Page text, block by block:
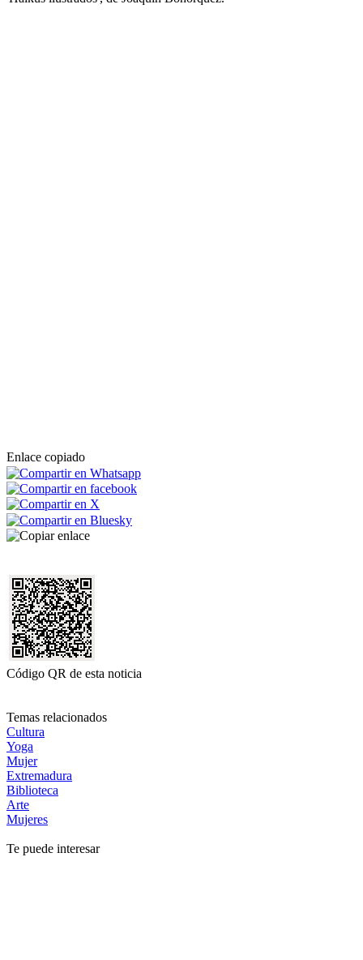
Enlace copiado
Código QR de esta noticia
Temas relacionados
Cultura
Yoga
Mujer
Extremadura
Biblioteca
Arte
Mujeres
Te puede interesar